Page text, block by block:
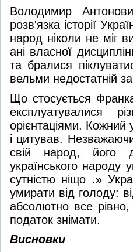
Володимир
розв'язка історії
народ ніколи не міг
ані власної
та бралися
вельми недостатній
Що стосується
експлуатувалися
орієнтаціями.
і цитував.
свій народ, його
українського народу
сутністю ніщо .»
умирати від голоду:
абсолютно все
податок знімати.
Висновки